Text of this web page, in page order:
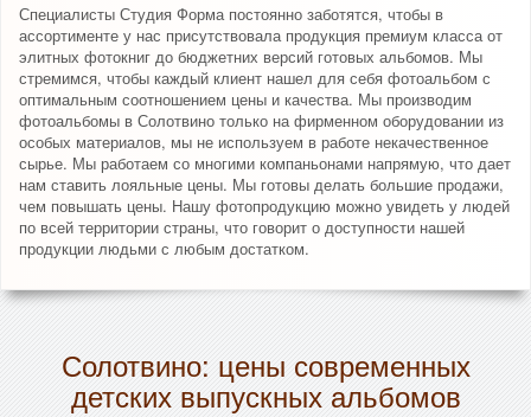
Специалисты Студия Форма постоянно заботятся, чтобы в
ассортименте у нас присутствовала продукция премиум класса от
элитных фотокниг до бюджетних версий готовых альбомов. Мы
стремимся, чтобы каждый клиент нашел для себя фотоальбом с
оптимальным соотношением цены и качества. Мы производим
фотоальбомы в Солотвино только на фирменном оборудовании из
особых материалов, мы не используем в работе некачественное
сырье. Мы работаем со многими компаньонами напрямую, что дает
нам ставить лояльные цены. Мы готовы делать большие продажи,
чем повышать цены. Нашу фотопродукцию можно увидеть у людей
по всей территории страны, что говорит о доступности нашей
продукции людьми с любым достатком.
Солотвино: цены современных
детских выпускных альбомов